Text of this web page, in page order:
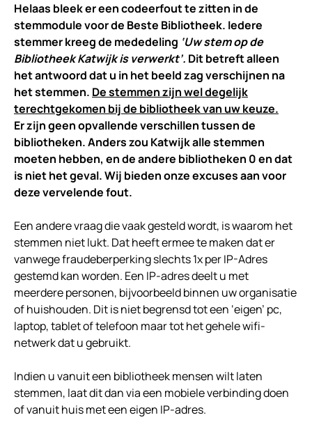
Helaas bleek er een codeerfout te zitten in de
stemmodule voor de Beste Bibliotheek. Iedere
stemmer kreeg de mededeling ‘Uw stem op de
Bibliotheek Katwijk is verwerkt’. Dit betreft alleen
het antwoord dat u in het beeld zag verschijnen na
het stemmen. De stemmen zijn wel degelijk
terechtgekomen bij de bibliotheek van uw keuze.
Er zijn geen opvallende verschillen tussen de
bibliotheken. Anders zou Katwijk alle stemmen
moeten hebben, en de andere bibliotheken 0 en dat
is niet het geval.Wij bieden onze excuses aan voor
deze vervelende fout.
Een andere vraag die vaak gesteld wordt, is waarom het
stemmen niet lukt. Dat heeft ermee te maken dat er
vanwege fraudeberperking slechts 1x per IP-Adres
gestemd kan worden. Een IP-adres deelt u met
meerdere personen, bijvoorbeeld binnen uw organisatie
of huishouden. Dit is niet begrensd tot een ‘eigen’ pc,
laptop, tablet of telefoon maar tot het gehele wifi-
netwerk dat u gebruikt.
Indien u vanuit een bibliotheek mensen wilt laten
stemmen, laat dit dan via een mobiele verbinding doen
of vanuit huis met een eigen IP-adres.